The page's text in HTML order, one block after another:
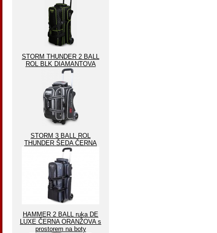
STORM THUNDER 2 BALL
ROL BLK DIAMANTOVA
STORM 3 BALL ROL
THUNDER ŠEDA ČERNA
HAMMER 2 BALL ruka DE
LUXE ČERNA ORANŽOVA s
prostorem na boty